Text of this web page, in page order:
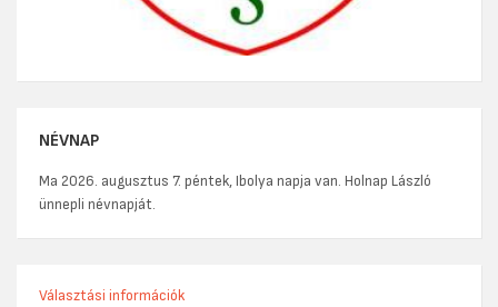
NÉVNAP
Ma 2026. augusztus 7. péntek, Ibolya napja van. Holnap László
ünnepli névnapját.
Választási információk